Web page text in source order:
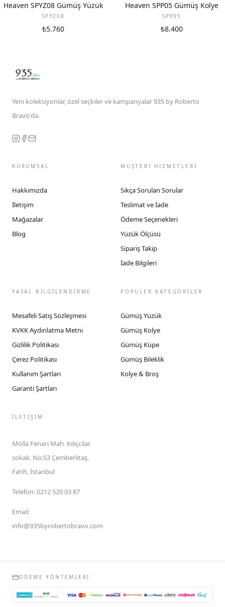
Heaven SPYZ08 Gümüş Yüzük
SPYZ08
₺5.760
Heaven SPP05 Gümüş Kolye
SPP05
₺8.400
Yeni koleksiyonlar, özel seçkiler ve kampanyalar 935 by Roberto
Bravo'da.
KURUMSAL
Hakkımızda
İletişim
Mağazalar
Blog
MÜŞTERİ HİZMETLERİ
Sıkça Sorulan Sorular
Teslimat ve İade
Ödeme Seçenekleri
Yüzük Ölçüsü
Sipariş Takip
İade Bilgileri
YASAL BİLGİLENDİRME
Mesafeli Satış Sözleşmesi
KVKK Aydınlatma Metni
Gizlilik Politikası
Çerez Politikası
Kullanım Şartları
Garanti Şartları
POPÜLER KATEGORİLER
Gümüş Yüzük
Gümüş Kolye
Gümüş Küpe
Gümüş Bileklik
Kolye & Broş
İLETIŞIM
Molla Fenari Mah. Kılıçcılar
sokak. No:53 Çemberlitaş,
Fatih, İstanbul
Telefon:0212 520 03 87
Email:
info@935byrobertobravo.com
ÖDEME YÖNTEMLERI